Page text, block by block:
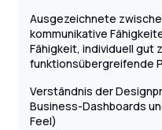
Ausgezeichnete
kommunikative
Fähigkeit, individuell gut
funktionsübergreifende
Verständnis der
Business-Dashboards
Feel)